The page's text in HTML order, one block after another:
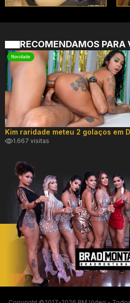
RECOMENDAMOS PARA
Novidade
1.667 visitas